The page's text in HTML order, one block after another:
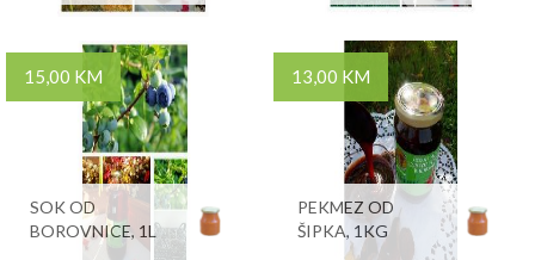
15,00 KM
SOK OD
BOROVNICE, 1L
13,00 KM
PEKMEZ OD
ŠIPKA, 1KG